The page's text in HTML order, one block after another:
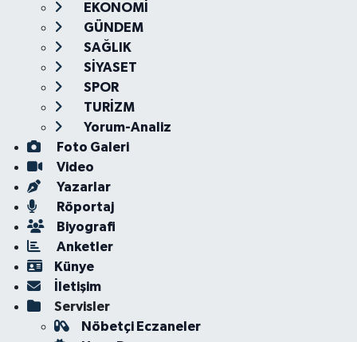
EKONOMİ
GÜNDEM
SAĞLIK
SİYASET
SPOR
TURİZM
Yorum-Analiz
Foto Galeri
Video
Yazarlar
Röportaj
Biyografi
Anketler
Künye
İletişim
Servisler
Nöbetçi Eczaneler